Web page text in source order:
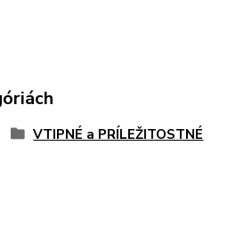
VTIPNÉ a PRÍLEŽITOSTNÉ